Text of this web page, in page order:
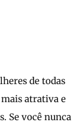
de todas
mais atrativa e
Se você nunca